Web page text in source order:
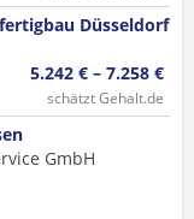
Düsseldorf
5.242 € – 7.258 €
schätzt Gehalt.de
GmbH